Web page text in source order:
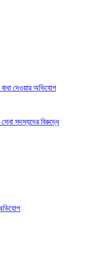
দেওয়ার অভিযোগ
সদস্যদের বিরুদ্ধে